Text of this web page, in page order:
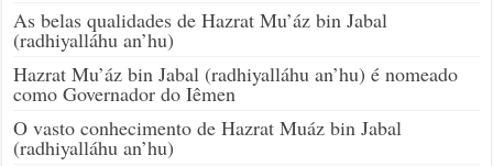
As belas qualidades de Hazrat Mu’áz bin Jabal
(radhiyalláhu an’hu)
Hazrat Mu’áz bin Jabal (radhiyalláhu an’hu) é nomeado
como Governador do Iêmen
O vasto conhecimento de Hazrat Muáz bin Jabal
(radhiyalláhu an’hu)